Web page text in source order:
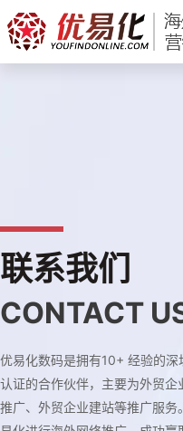
至
联系我们
CONTACT
优易化数码是拥有10+ 经验的
认证的合作伙伴，主要为外贸
推广、外贸企业建站等推广服